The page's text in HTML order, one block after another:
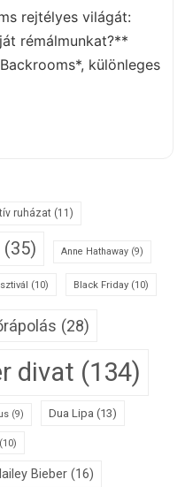
rejtélyes világát:
rémálmunkat?**
különleges
ruházat (11)
(35) Anne Hathaway (9)
(10) Black Friday (10)
(28)
divat (134)
(9) Dua Lipa (13)
(10)
Bieber (16)